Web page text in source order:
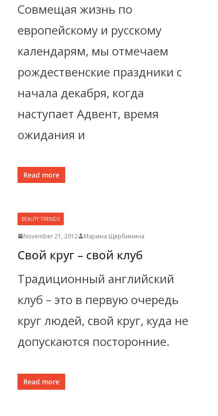
Совмещая жизнь по
европейскому и русскому
календарям, мы отмечаем
рождественские праздники с
начала декабря, когда
наступает Адвент, время
ожидания и
Read more
BEAUTY TRENDS
November 21, 2012 Марина Щербинина
Свой круг – свой клуб
Традиционный английский
клуб – это в первую очередь
круг людей, свой круг, куда не
допускаются посторонние.
Read more